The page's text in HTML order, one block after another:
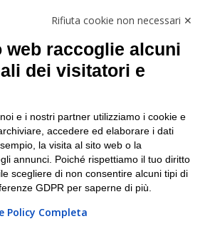
Facebook
Linkedin
e spedizione pacchi nelle
città italiane
|Bologna|Firenze| Genova
Napoli|Varese
Rifiuta cookie non necessari ✕
web raccoglie alcuni
dei visitatori e
e i nostri partner utilizziamo i cookie e
accedere ed elaborare i dati
la visita al sito web o la
annunci. Poiché rispettiamo il tuo diritto
scegliere di non consentire alcuni tipi di
GDPR per saperne di più.
Policy Completa